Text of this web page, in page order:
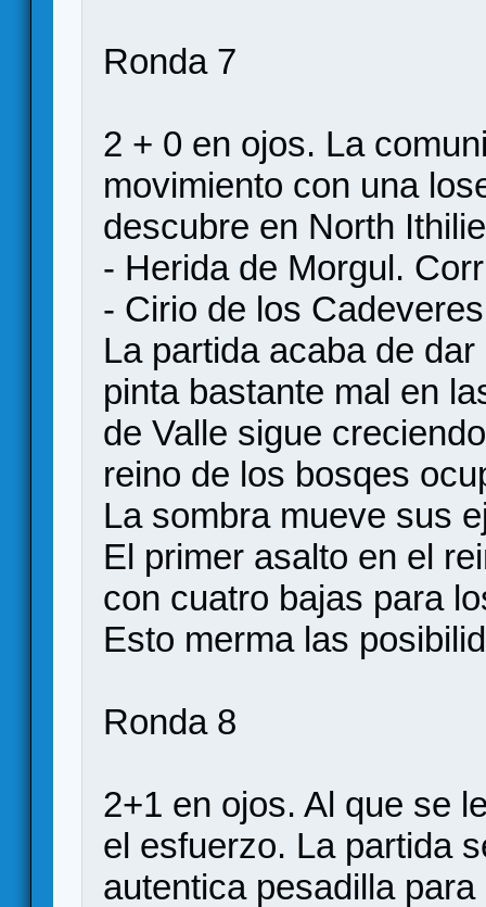
Ronda 7
2 + 0 en ojos. La
movimiento con una
descubre en North
- Herida de Morgul.
- Cirio de los
La partida acaba de
pinta bastante mal en
de Valle sigue
reino de los bosqes
La sombra mueve sus
El primer asalto en el
con cuatro bajas para
Esto merma las
Ronda 8
2+1 en ojos. Al que se
el esfuerzo. La partida
autentica pesadilla